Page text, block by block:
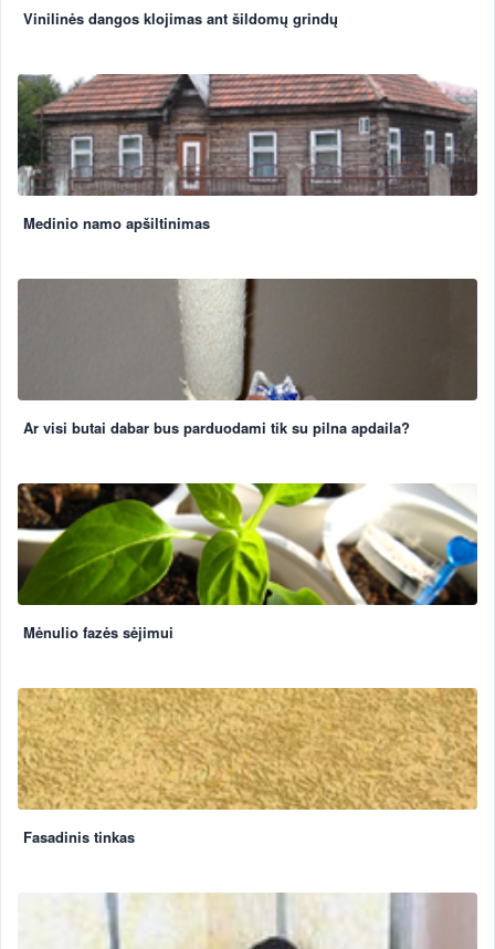
Vinilinės dangos klojimas ant šildomų grindų
Medinio namo apšiltinimas
Ar visi butai dabar bus parduodami tik su pilna apdaila?
Mėnulio fazės sėjimui
Fasadinis tinkas